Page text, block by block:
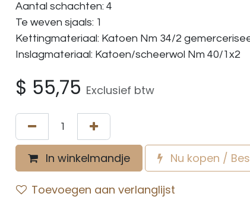
Aantal schachten: 4
Te weven sjaals: 1
Kettingmateriaal: Katoen Nm 34/2
Inslagmateriaal: Katoen/scheerwol Nm 40/1x2
$ 55,75 Exclusief btw
In winkelmandje Nu kopen /
Toevoegen aan verlanglijst